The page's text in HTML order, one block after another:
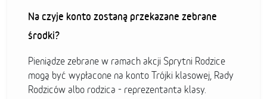
Na czyje konto zostaną przekazane zebrane
środki?
Pieniądze zebrane w ramach akcji Sprytni Rodzice
mogą być wypłacone na konto Trójki klasowej, Rady
Rodziców albo rodzica - reprezentanta klasy.